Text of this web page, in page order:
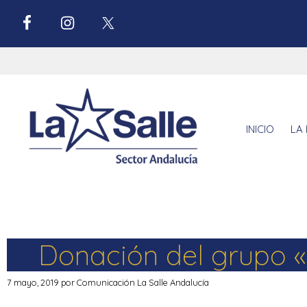
INICIO LA
Donación del grupo
7 mayo, 2019 porComunicación La Salle Andalucía